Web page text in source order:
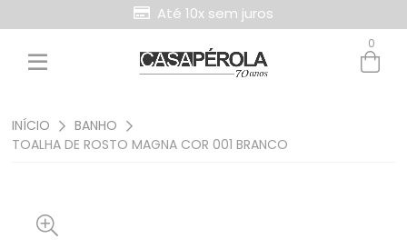
Até 10x sem juros
0
INÍCIO
BANHO
TOALHA DE ROSTO MAGNA COR 001 BRANCO